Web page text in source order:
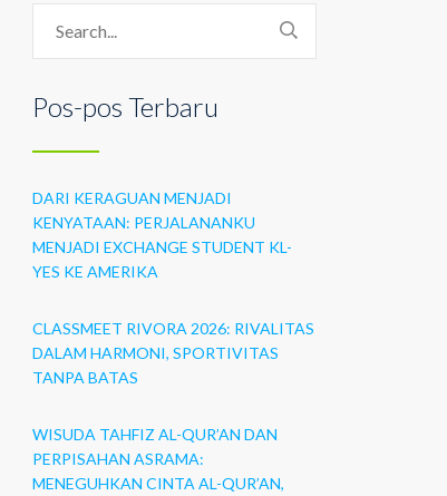
Pos-pos Terbaru
DARI KERAGUAN MENJADI
KENYATAAN: PERJALANANKU
MENJADI EXCHANGE STUDENT KL-
YES KE AMERIKA
CLASSMEET RIVORA 2026: RIVALITAS
DALAM HARMONI, SPORTIVITAS
TANPA BATAS
WISUDA TAHFIZ AL-QUR’AN DAN
PERPISAHAN ASRAMA:
MENEGUHKAN CINTA AL-QUR’AN,